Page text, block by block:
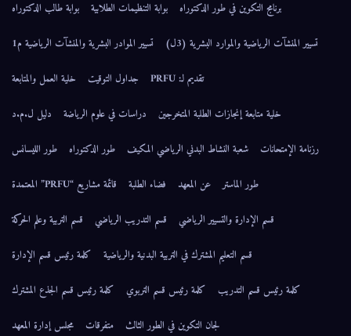
برنامج التكوين في طور الدكتوراه
بوابة التنظيمات الطلابية
بوابة طالب الدكتوراه
تسيير المنشآت الرياضية والموارد البشرية (3ل)
تسيير الموادر البشرية والمنشآت الرياضية م1
تقديم لـ: PRFU
جداول التوقيت
خلية العمل والمتابعة
خلية متابعة إنجازات الطلبة المتخرجين
دراسات في علوم الرياضة
دليل ل.م.د
رزنامة الإمتحانات
شعبة النشاط البدني الرياضي المكيف طور الدكتوراه
طور الليسانس
طور الماستر
عن المعهد فضاء الطلبة
قائمة مشاريع “PRFU” المعتمدة
قسم الإدارة والتسيير الرياضي
قسم التدريب الرياضي
قسم التربية وعلم الحركة
قسم التعليم المشترك في التربية البدنية والرياضية
كلمة رئيس قسم الإدارة
كلمة رئيس قسم التدريب
كلمة رئيس قسم التربوي
كلمة رئيس قسم الجذع المشترك
لجان التكوين في الطور الثالث
متفرقات
مجلس إدارة المعهد